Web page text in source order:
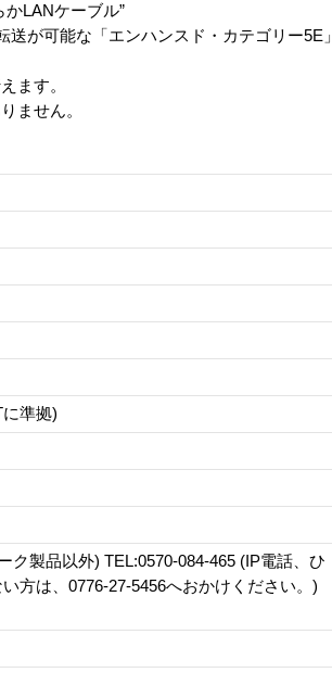
LANケーブル”
が可能な「エンハンスド・カテゴリー5E」
ます。
ません。
準拠)
製品以外) TEL:0570-084-465 (IP電話、ひ
方は、0776-27-5456へおかけください。)